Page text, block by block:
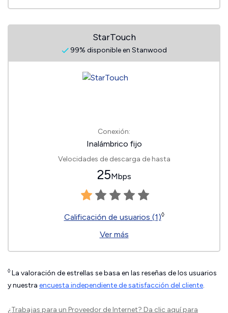
StarTouch
99% disponible en Stanwood
Conexión:
Inalámbrico fijo
Velocidades de descarga de hasta
25Mbps
Calificación de usuarios (1)◊
Ver más
◊ La valoración de estrellas se basa en las reseñas de los usuarios
y nuestra encuesta independiente de satisfacción del cliente.
¿Trabajas para un Proveedor de Internet? Da clic aquípara